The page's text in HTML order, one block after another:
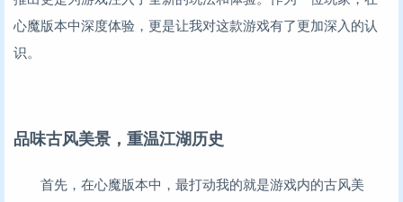
心魔版本中深度体验，更是让我对这款游戏有了更加深入的认
识。
品味古风美景，重温江湖历史
首先，在心魔版本中，最打动我的就是游戏内的古风美